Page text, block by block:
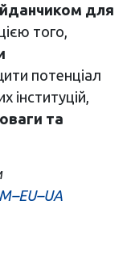
для
того,
потенціал
інституцій,
та
–EU–UA